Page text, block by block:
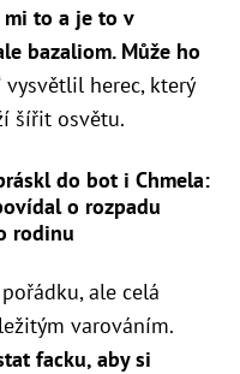
mi to a je to v
bazaliom. Může ho
vysvětlil herec, který
šířit osvětu.
do bot i Chmela:
o rozpadu
rodinu
ale celá
varováním.
facku, aby si